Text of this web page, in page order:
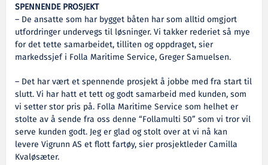
SPENNENDE PROSJEKT
– De ansatte som har bygget båten har som alltid omgjort
utfordringer undervegs til løsninger. Vi takker rederiet så mye
for det tette samarbeidet, tilliten og oppdraget, sier
markedssjef i Folla Maritime Service, Greger Samuelsen.
– Det har vært et spennende prosjekt å jobbe med fra start til
slutt. Vi har hatt et tett og godt samarbeid med kunden, som
vi setter stor pris på. Folla Maritime Service som helhet er
stolte av å sende fra oss denne “Follamulti 50” som vi tror vil
serve kunden godt. Jeg er glad og stolt over at vi nå kan
levere Vigrunn AS et flott fartøy, sier prosjektleder Camilla
Kvaløsæter.